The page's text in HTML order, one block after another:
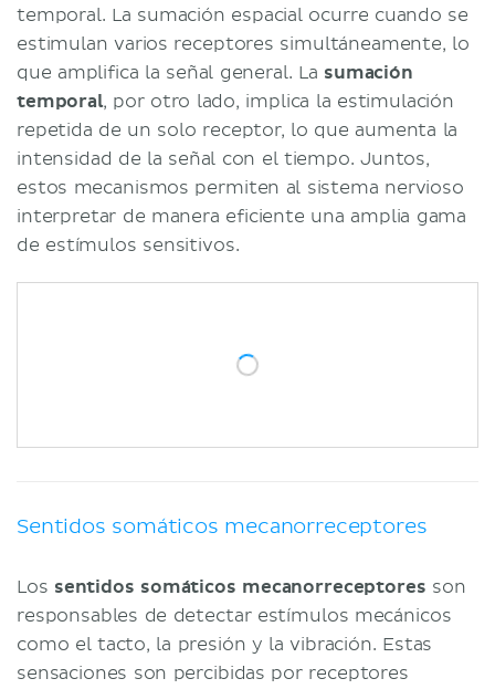
temporal. La sumación espacial ocurre cuando se
estimulan varios receptores simultáneamente, lo
que amplifica la señal general. La sumación
temporal, por otro lado, implica la estimulación
repetida de un solo receptor, lo que aumenta la
intensidad de la señal con el tiempo. Juntos,
estos mecanismos permiten al sistema nervioso
interpretar de manera eficiente una amplia gama
de estímulos sensitivos.
Sentidos somáticos mecanorreceptores
Los sentidos somáticos mecanorreceptores son
responsables de detectar estímulos mecánicos
como el tacto, la presión y la vibración. Estas
sensaciones son percibidas por receptores